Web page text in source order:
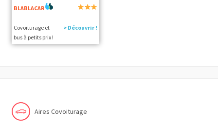
BLABLACAR
Covoiturage et
bus à petits prix !
> Découvrir !
Aires Covoiturage